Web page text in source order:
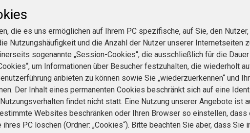
die es uns ermöglichen auf Ihrem PC spezifische, auf Sie, den
Nutzungshäufigkeit und die Anzahl der Nutzer unserer
sogenannte „Session-Cookies“, die ausschließlich für die
um Informationen über Besucher festzuhalten, die
anbieten zu können sowie Sie „wiederzuerkennen“
Der Inhalt eines permanenten Cookies beschränkt sich auf eine
findet nicht statt. Eine Nutzung unserer Angebote ist
Websites beschränken oder Ihren Browser so einstellen,
PC löschen (Ordner: „Cookies“). Bitte beachten Sie aber, dass